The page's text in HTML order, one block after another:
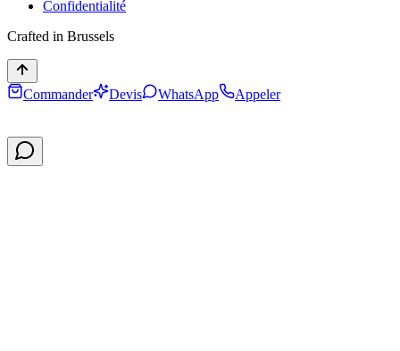
Confidentialité
Crafted in Brussels
Commander Devis WhatsApp Appeler